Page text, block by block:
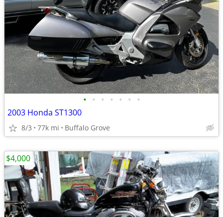
• • • • • • •
2003 Honda ST1300
8/3 77k mi Buffalo Grove
$4,000